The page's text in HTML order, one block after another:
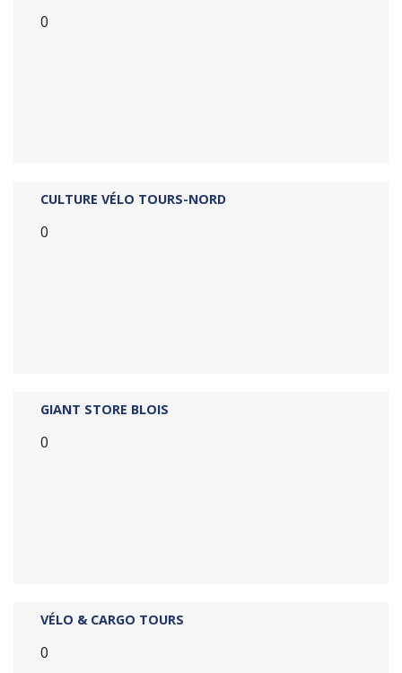
0
CULTURE VÉLO TOURS-NORD
0
GIANT STORE BLOIS
0
VÉLO & CARGO TOURS
0